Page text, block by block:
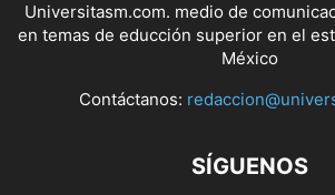
Universitasm.com. medio de
en temas de educción superior en el
México
Contáctanos:
SÍGUENOS